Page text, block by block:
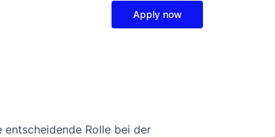
Apply now
Rolle bei der